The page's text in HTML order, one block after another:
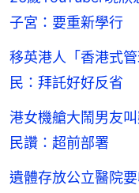
子宮：要重新學行
移英港人「香港式
民：拜託好好反省
港女機艙大鬧男友
民讚：超前部署
遺體存放公立醫院